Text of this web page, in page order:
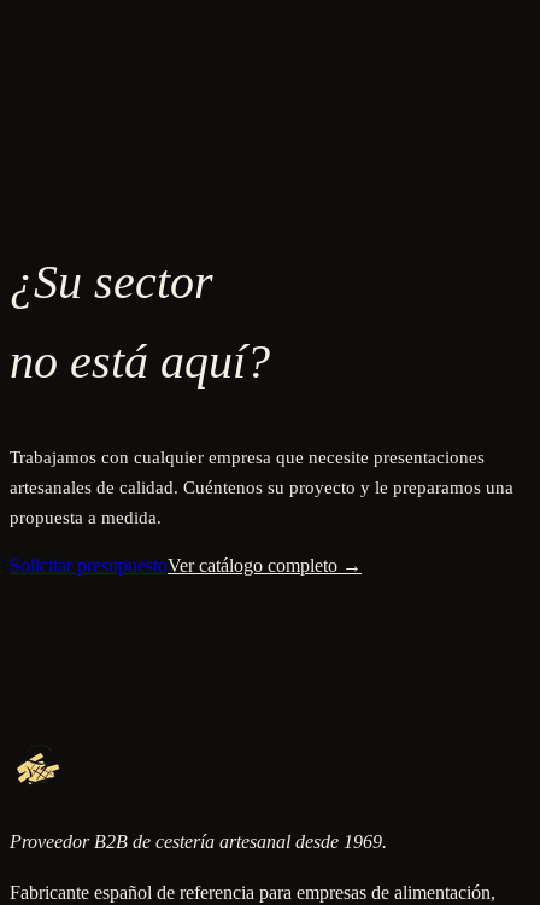
¿Su sector
no está aquí?
Trabajamos con cualquier empresa que necesite presentaciones
artesanales de calidad. Cuéntenos su proyecto y le preparamos una
propuesta a medida.
Solicitar presupuestoVer catálogo completo →
Proveedor B2B de cestería artesanal desde 1969.
Fabricante español de referencia para empresas de alimentación,